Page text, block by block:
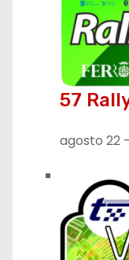
57
agosto 22 -